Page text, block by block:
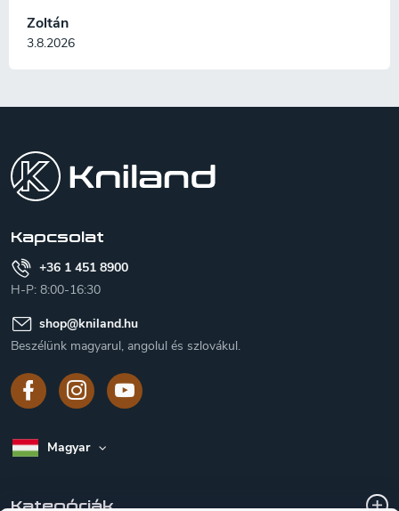
Zoltán
3.8.2026
Kapcsolat
+36 1 451 8900
H-P: 8:00-16:30
shop@kniland.hu
Beszélünk magyarul, angolul és szlovákul.
Magyar
Kategóriák